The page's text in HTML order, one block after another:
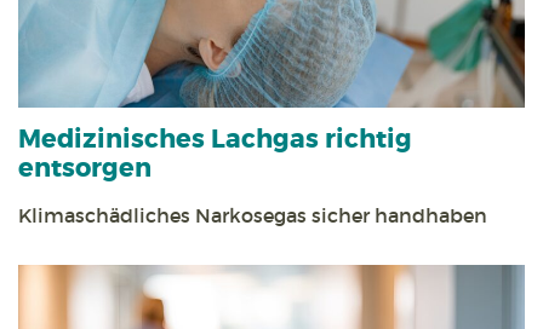
Medizinisches Lachgas richtig
entsorgen
Klimaschädliches Narkosegas sicher handhaben